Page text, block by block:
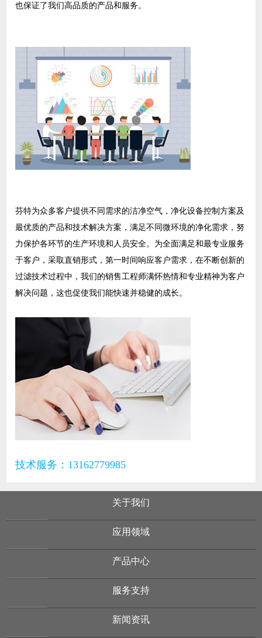
也保证了我们高品质的产品和服务。
芬特为众多客户提供不同需求的洁净空气，净化设备控制方案及
最优质的产品和技术解决方案，满足不同微环境的净化需求，努
力保护各环节的生产环境和人员安全。 为全面满足和最专业服务
于客户，采取直销形式，第一时间响应客户需求，在不断创新的
过滤技术过程中，我们的销售工程师满怀热情和专业精神为客户
解决问题，这也促使我们能快速并稳健的成长。
技术服务：13162779985
关于我们
应用领域
产品中心
服务支持
新闻资讯